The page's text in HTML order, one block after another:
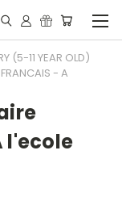
(5-11 YEAR OLD)
FRANCAIS - A
l'ecole